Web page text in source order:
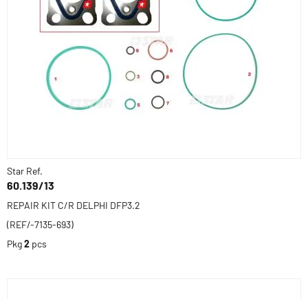
Star Ref.
60.139/13
REPAIR KIT C/R DELPHI DFP3.2
(REF/-7135-693)
Pkg2 pcs